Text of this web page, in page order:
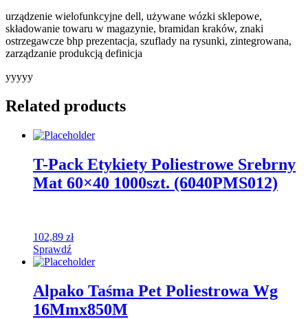
urządzenie wielofunkcyjne dell, używane wózki sklepowe,
składowanie towaru w magazynie, bramidan kraków, znaki
ostrzegawcze bhp prezentacja, szuflady na rysunki, zintegrowana,
zarządzanie produkcją definicja
yyyyy
Related products
T-Pack Etykiety Poliestrowe Srebrny
Mat 60×40 1000szt. (6040PMS012)
102,89 zł
Sprawdź
Alpako Taśma Pet Poliestrowa Wg
16Mmx850M